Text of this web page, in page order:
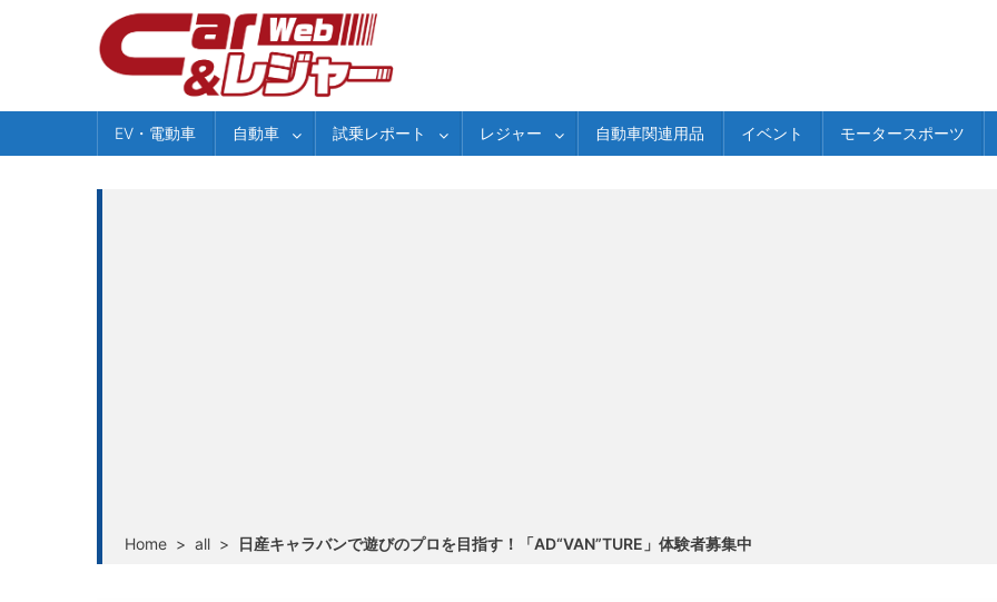
EV・電動車 自動車 試乗レポート レジャー 自動車関連用品 イベント モータースポーツ
Home > all > 日産キャラバンで遊びのプロを目指す！「AD“VAN”TURE」体験者募集中